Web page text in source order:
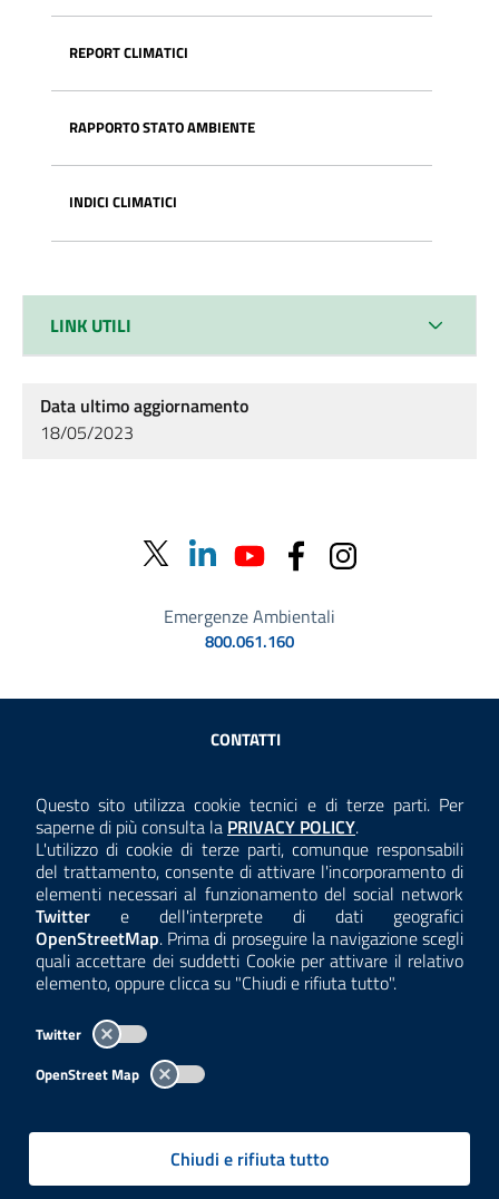
Questo sito utilizza cookie tecnici e di terze parti. Per
saperne di più consulta la Consulta la
PRIVACY POLICY.
L'utilizzo di cookie di terze parti, comunque responsabili
del trattamento, consente di attivare l'incorporamento di
elementi necessari al funzionamento del social network
Twitter e dell'interprete di dati geografici
OpenStreetMap. Prima di proseguire la navigazione scegli
quali accettare dei suddetti Cookie per attivare il relativo
elemento, oppure clicca su "Chiudi e rifiuta tutto".
Twitter
OpenStreet Map
Chiudi e rifiuta tutto
REPORT CLIMATICI
RAPPORTO STATO AMBIENTE
INDICI CLIMATICI
LINK UTILI
Data ultimo aggiornamento
18/05/2023
Emergenze Ambientali
800.061.160
Sezione Link Utili
CONTATTI
ANTICORRUZIONE
ACCESSIBILITÀ
COOKIE E PRIVACY
TEMI A-Z
Per l'utilizzo del logo e dei dati fare riferimento al regolamento
consultabile aquesta pagina